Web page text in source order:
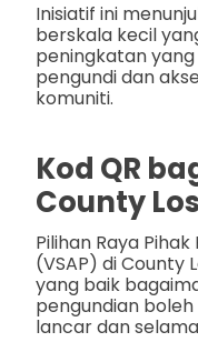
Inisiatif ini
berskala kecil
peningkatan
pengundi dan
komuniti.
Kod QR
County
Pilihan Raya
(VSAP) di County
yang baik
pengundian
lancar dan